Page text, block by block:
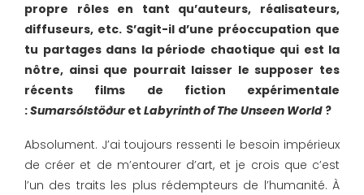
propre rôles en tant qu’auteurs, réalisateurs,
diffuseurs, etc. S’agit-il d’une préoccupation que
tu partages dans la période chaotique qui est la
nôtre, ainsi que pourrait laisser le supposer tes
récents films de fiction expérimentale
:Sumarsólstöðuret Labyrinth of The Unseen World ?
Absolument. J’ai toujours ressenti le besoin impérieux
de créer et de m’entourer d’art, et je crois que c’est
l’un des traits les plus rédempteurs de l’humanité. À